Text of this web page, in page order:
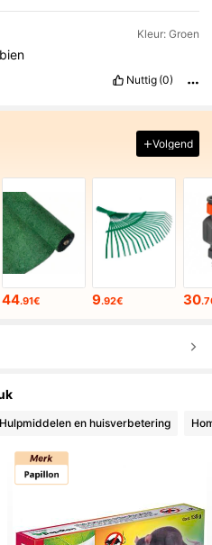
Kleur: Groen
bien
Nuttig (0)
Volgend
44.91€ 9.92€ 30
Hulpmiddelen en huisverbetering